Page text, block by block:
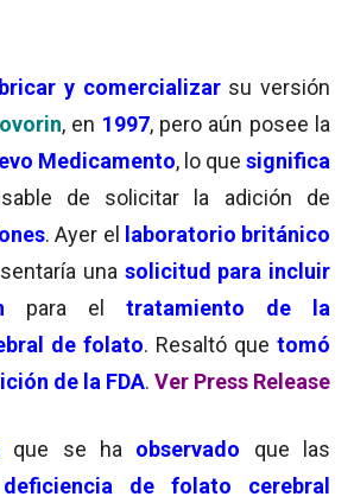
y comercializarsu versión
, en 1997, pero aún posee la
Medicamento, lo que significa
de solicitar la adición de
. Ayer el
laboratorio británico
una solicitud para incluir
para el tratamiento de la
de folato. Resaltó que tomó
de la FDA. Ver Press Release
que se ha observado que las
deficiencia de folato cerebral